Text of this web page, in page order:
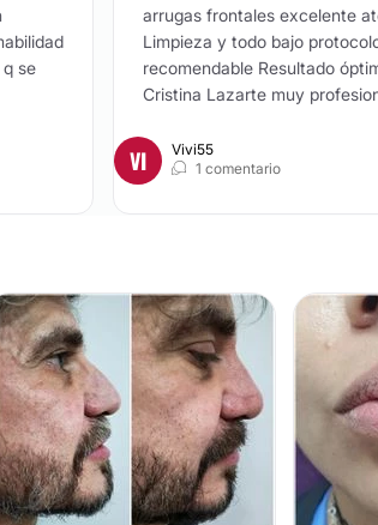
se
arrugas frontales excelente
Limpieza y todo bajo
recomendable Resultado
Cristina Lazarte muy
VI
Vivi55
1 comentario